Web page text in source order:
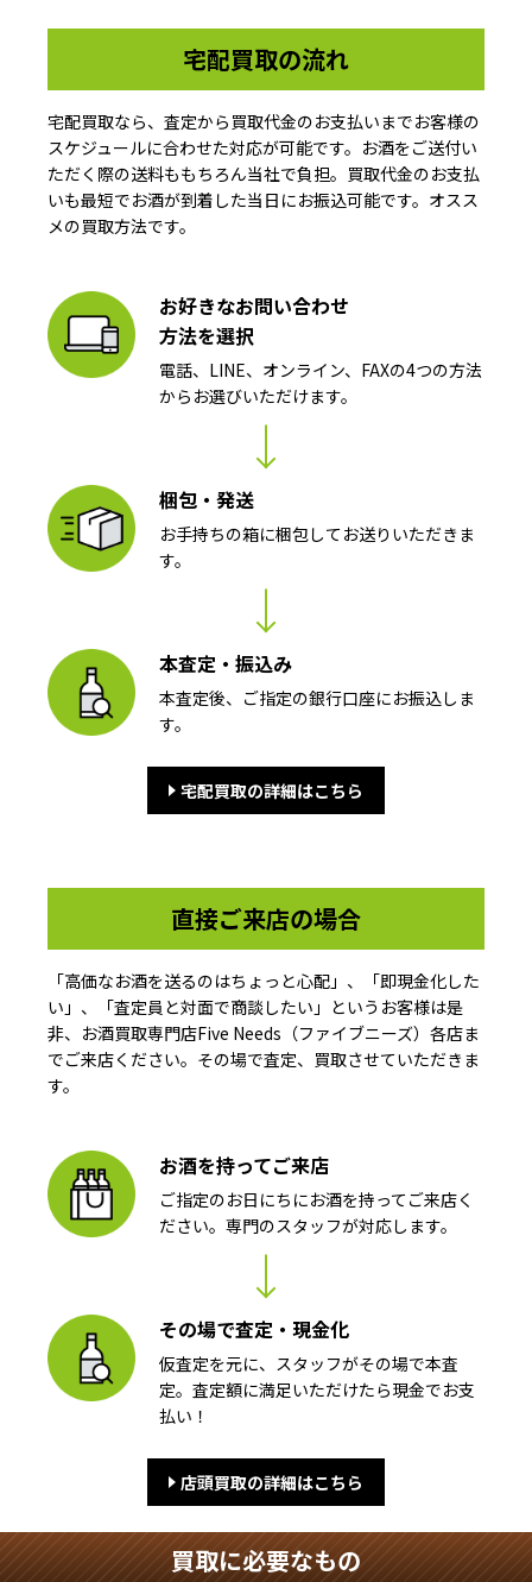
宅配買取の流れ
宅配買取なら、査定から買取代金のお支払いまでお客様の
スケジュールに合わせた対応が可能です。お酒をご送付い
ただく際の送料ももちろん当社で負担。買取代金のお支払
いも最短でお酒が到着した当日にお振込可能です。オスス
メの買取方法です。
お好きなお問い合わせ
方法を選択
電話、LINE、オンライン、FAXの4つの方法
からお選びいただけます。
梱包・発送
お手持ちの箱に梱包してお送りいただきま
す。
本査定・振込み
本査定後、ご指定の銀行口座にお振込しま
す。
宅配買取の詳細はこちら
直接ご来店の場合
「高価なお酒を送るのはちょっと心配」、「即現金化した
い」、「査定員と対面で商談したい」というお客様は是
非、お酒買取専門店Five Needs（ファイブニーズ）各店ま
でご来店ください。その場で査定、買取させていただきま
す。
お酒を持ってご来店
ご指定のお日にちにお酒を持ってご来店く
ださい。専門のスタッフが対応します。
その場で査定・現金化
仮査定を元に、スタッフがその場で本査
定。査定額に満足いただけたら現金でお支
払い！
店頭買取の詳細はこちら
買取に必要なもの